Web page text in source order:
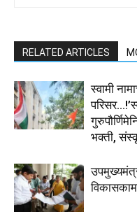
RELATED ARTICLES
स्वामी
भक्ती,